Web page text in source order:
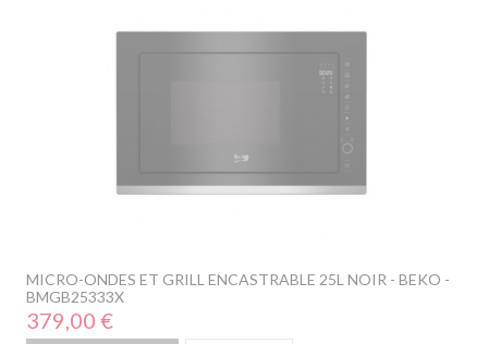
MICRO-ONDES ET GRILL ENCASTRABLE 25L NOIR - BEKO -
BMGB25333X
Prix
379,00 €